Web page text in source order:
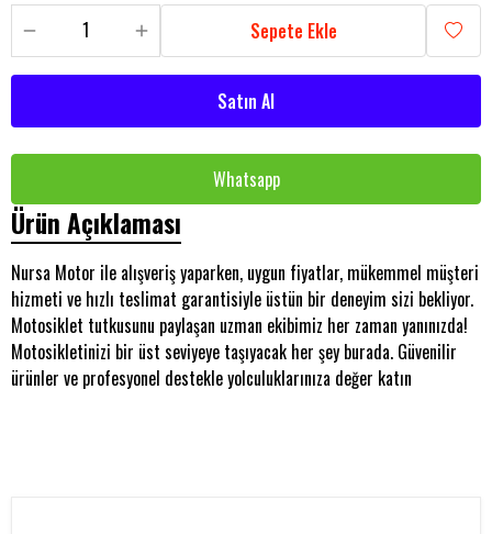
Sepete Ekle
Satın Al
Whatsapp
Ürün Açıklaması
Nursa Motor ile alışveriş yaparken, uygun fiyatlar, mükemmel müşteri
hizmeti ve hızlı teslimat garantisiyle üstün bir deneyim sizi bekliyor.
Motosiklet tutkusunu paylaşan uzman ekibimiz her zaman yanınızda!
Motosikletinizi bir üst seviyeye taşıyacak her şey burada. Güvenilir
ürünler ve profesyonel destekle yolculuklarınıza değer katın